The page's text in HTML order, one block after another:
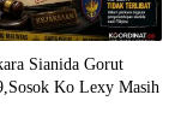
Sianida Gorut
Ko Lexy Masih